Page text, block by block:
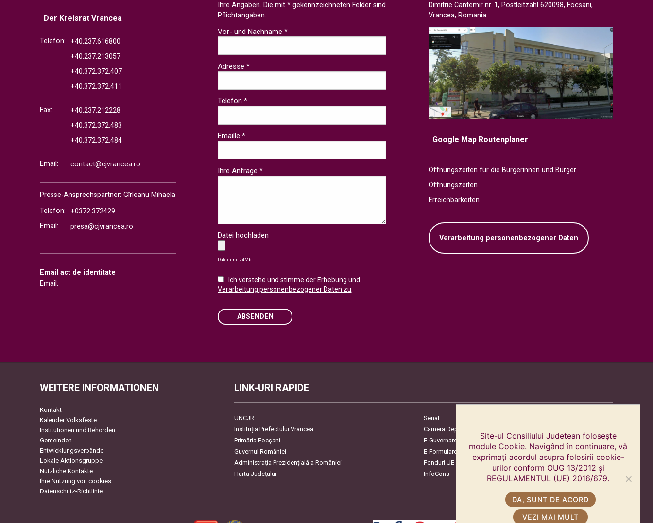
Der Kreisrat Vrancea
Telefon:
+40.237.616800
+40.237.213057
+40.372.372.407
+40.372.372.411
Fax:
+40.237.212228
+40.372.372.483
+40.372.372.484
Email: contact@cjvrancea.ro
Presse-Ansprechspartner: Gîrleanu Mihaela
Telefon:
+0372.372429
Email:
presa@cjvrancea.ro
Email act de identitate
Email:
Dimitrie Cantemir nr. 1, Postleitzahl 620098, Focsani,
Vrancea, Romania
Google Map Routenplaner
Öffnungszeiten für die Bürgerinnen und Bürger
Öffnungszeiten
Erreichbarkeiten
Verarbeitung personenbezogener Daten
Ihre Angaben. Die mit * gekennzeichneten Felder sind
Pflichtangaben.
Vor- und Nachname *
Adresse *
Telefon *
Emaille *
Ihre Anfrage *
Datei hochladen
Dateilimit 24Mb
Ich verstehe und stimme der Erhebung und
Verarbeitung personenbezogener Daten zu.
ABSENDEN
WEITERE INFORMATIONEN
Kontakt
Kalender Volksfeste
Institutionen und Behörden
Gemeinden
Entwicklungsverbände
Lokale Aktionsgruppe
Nützliche Kontakte
Ihre Nutzung von cookies
Datenschutz-Richtlinie
LINK-URI RAPIDE
UNCJR
Senat
Instituția Prefectului Vrancea
Camera Deputaților
Primăria Focşani
E-Guvernare
Guvernul României
E-Formulare
Administrația Prezidențială a României
Fonduri UE
Harta Județului
InfoCons – Protecția Consumatorilor
Site-ul Consiliului Judetean folosește
module Cookie. Navigând în continuare, vă
exprimați acordul asupra folosirii cookie-
urilor conform OUG 13/2012 și
REGULAMENTUL (UE) 2016/679.
DA, SUNT DE ACORD
VEZI MAI MULT